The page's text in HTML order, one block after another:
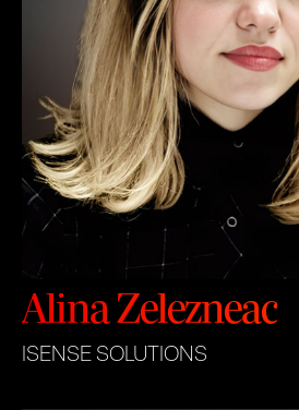
Alina Zelezneac
ISENSE SOLUTIONS